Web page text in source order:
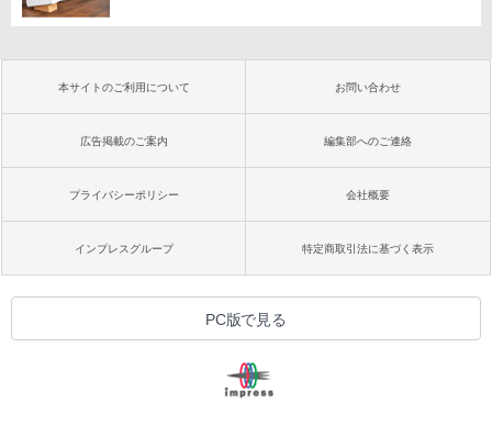
本サイトのご利用について お問い合わせ
広告掲載のご案内 編集部へのご連絡
プライバシーポリシー 会社概要
インプレスグループ 特定商取引法に基づく表示
PC版で見る